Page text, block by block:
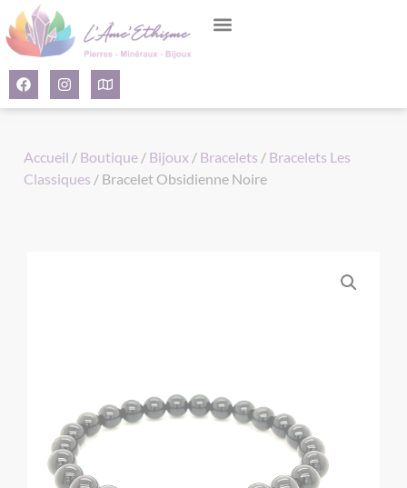
Accueil / Boutique / Bijoux / Bracelets / Bracelets Les
Classiques / Bracelet Obsidienne Noire
Panneau de gestion des cookies